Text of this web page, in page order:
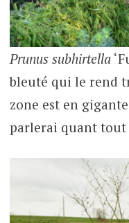
Prunus subhirtella
bleuté qui le rend
zone est en
parlerai quant tout